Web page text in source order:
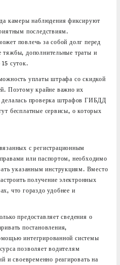
камеры наблюдения фиксируют
последствиям.
повлечь за собой долг перед
тяжбы, дополнительные траты и
суток.
уплаты штрафа со скидкой
Поэтому крайне важно их
делалась проверка штрафов ГИБДД
бесплатные сервисы, о которых
с регистрационным
или паспортом, необходимо
указанным инструкциям. Вместо
получение электронных
что гораздо удобнее и
предоставляет сведения о
постановления,
интегрированной системы
позволяет водителям
и своевременно реагировать на